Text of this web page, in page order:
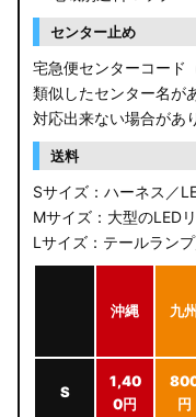
センター止め
宅急便センターコード
類似したセンター名が
対応出来ない場合があ
送料
Sサイズ：ハーネス／
Mサイズ：大型のLED
Lサイズ：テールラン
沖縄 九州
S
1,40
0円
円